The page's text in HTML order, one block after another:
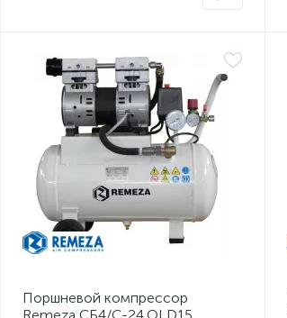
Поршневой компрессор